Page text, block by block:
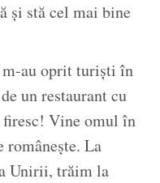
și stă cel mai bine
m-au oprit turiști în
un restaurant cu
firesc! Vine omul în
românește. La
Unirii, trăim la